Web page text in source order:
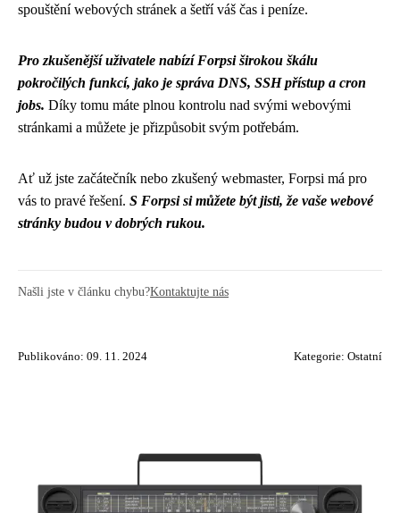
spouštění webových stránek a šetří váš čas i peníze.
Pro zkušenější uživatele nabízí Forpsi širokou škálu
pokročilých funkcí, jako je správa DNS, SSH přístup a cron
jobs. Díky tomu máte plnou kontrolu nad svými webovými
stránkami a můžete je přizpůsobit svým potřebám.
Ať už jste začátečník nebo zkušený webmaster, Forpsi má pro
vás to pravé řešení. S Forpsi si můžete být jisti, že vaše webové
stránky budou v dobrých rukou.
Našli jste v článku chybu?Kontaktujte nás
Publikováno: 09. 11. 2024 Kategorie: Ostatní